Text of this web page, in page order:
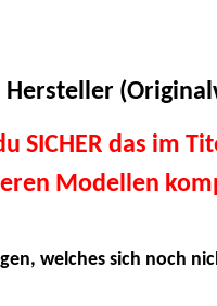
SICHER das im
Modellen
welches sich noch